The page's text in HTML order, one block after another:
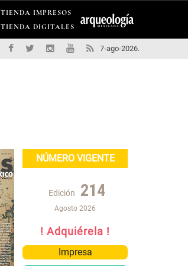
TIENDA IMPRESOS
TIENDA DIGITALES
7-ago-2026.
NÚMERO VIGENTE
Edición 214
Agosto 2026
! Adquiérela !
Impresa